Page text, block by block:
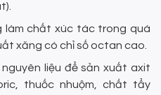
làm chất xúc tác trong quá
xăng có chỉ số octan cao.
nguyên liệu để sản xuất axit
thuốc nhuộm, chất tẩy